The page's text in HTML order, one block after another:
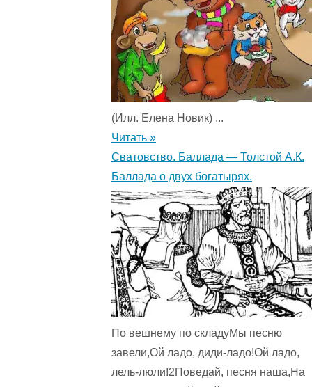
(Илл. Елена Новик) ...
Читать »
Сватовство. Баллада — Толстой А.К.
Баллада о двух богатырях.
По вешнему по складуМы песню
завели,Ой ладо, диди-ладо!Ой ладо,
лель-люли!2Поведай, песня наша,На